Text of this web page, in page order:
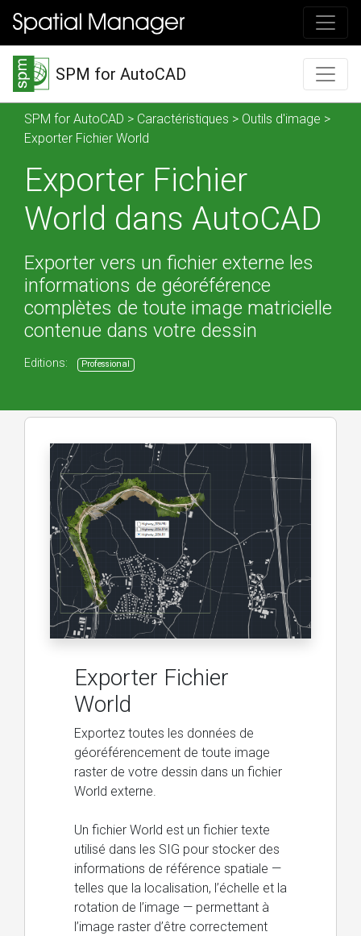
SPM for AutoCAD
SPM for AutoCAD > Caractéristiques > Outils d'image >
Exporter Fichier World
Exporter Fichier
World dans AutoCAD
Exporter vers un fichier externe les
informations de géoréférence
complètes de toute image matricielle
contenue dans votre dessin
Editions: Professional
Exporter Fichier
World
Exportez toutes les données de
géoréférencement de toute image
raster de votre dessin dans un fichier
World externe.
Un fichier World est un fichier texte
utilisé dans les SIG pour stocker des
informations de référence spatiale —
telles que la localisation, l’échelle et la
rotation de l’image — permettant à
l’image raster d’être correctement